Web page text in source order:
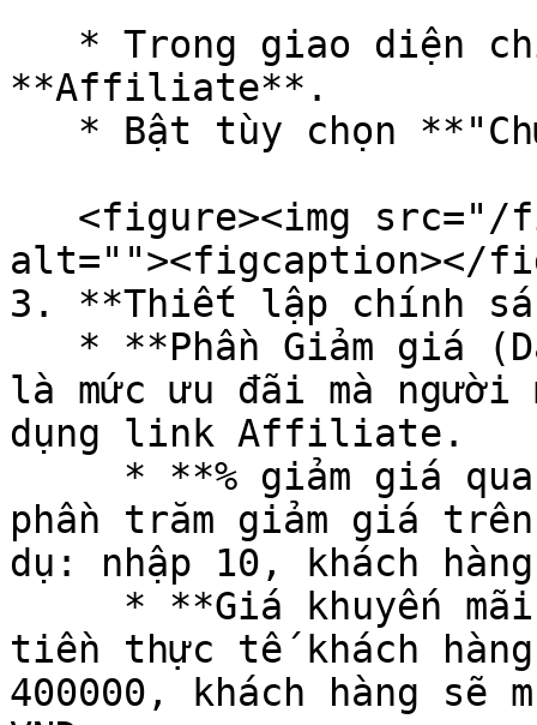
**Affiliate**.
alt=""><figcaption></
3. **Thiết lập chính
là mức ưu đãi mà người
dụng link Affiliate.
phần trăm giảm giá
dụ: nhập 10, khách
tiền thực tế khách
400000, khách hàng sẽ